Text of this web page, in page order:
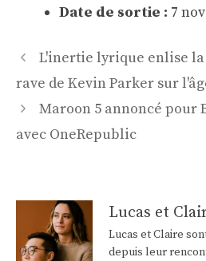
Date de sortie : 7
Navigation
des
L'inertie lyrique enlise
rave de Kevin Parker sur
Maroon 5 annoncé pour
avec OneRepublic
Lucas et
Lucas et Claire
depuis leur